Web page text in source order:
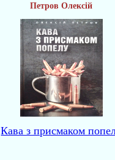
Петров Олексій
Кава з присмаком